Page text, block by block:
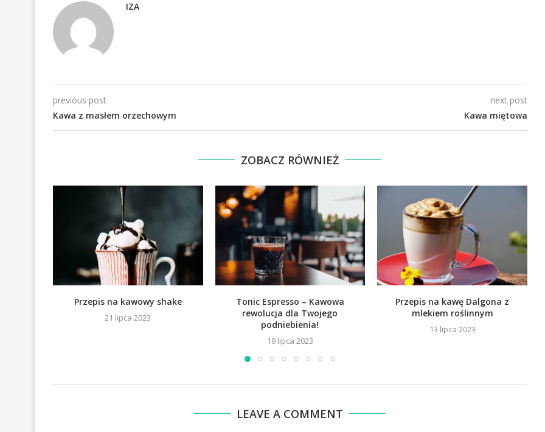
IZA
previous post
Kawa z masłem orzechowym
next post
Kawa miętowa
ZOBACZ RÓWNIEŻ
Przepis na kawowy shake
21 lipca 2023
Tonic Espresso – Kawowa
rewolucja dla Twojego
podniebienia!
19 lipca 2023
Przepis na kawę Dalgona z
mlekiem roślinnym
13 lipca 2023
LEAVE A COMMENT